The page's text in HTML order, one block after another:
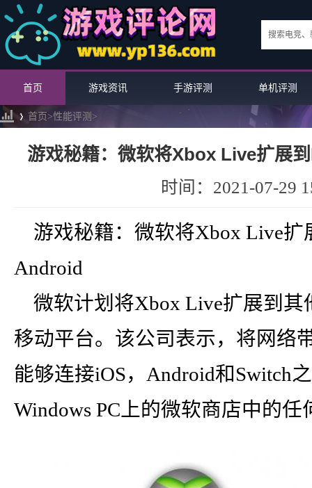
首页 游戏资讯 手游评测 单机评测
首页>性能评测 >
游戏秘籍：微软将Xbox Live扩展
时间：2021-07-29
游戏秘籍：微软将Xbox Live扩
Android
微软计划将Xbox Live扩展到其
移动平台。该公司表示，将网络
能够连接iOS，Android和Switch
Windows PC上的微软商店中的任